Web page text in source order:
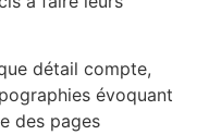
détail compte,
évoquant
des pages